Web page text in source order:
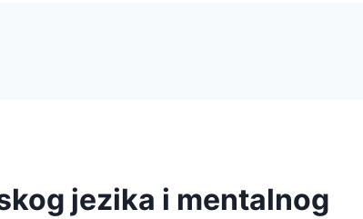
jezika i mentalnog